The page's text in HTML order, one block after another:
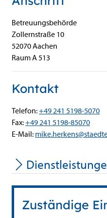
Betreuungsbehörde
Zollernstraße 10
52070Aachen
Raum A 513
Kontakt
Telefon:+49 241 5198-5070
Fax:+49 241 5198-85070
E-Mail:
Zuständige